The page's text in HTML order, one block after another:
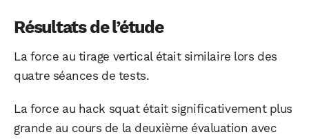
Résultats de l’étude
La force au tirage vertical était similaire lors des
quatre séances de tests.
La force au hack squat était significativement plus
grande au cours de la deuxième évaluation avec